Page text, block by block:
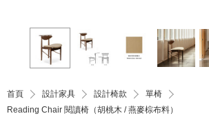
首頁 設計家具 設計椅款
單椅
Reading Chair 閱讀椅（胡桃木 / 燕麥棕布料）